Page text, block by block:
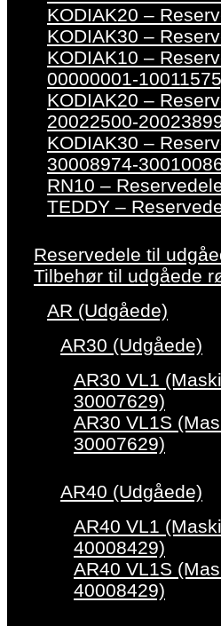
KODIAK20 –
KODIAK30 –
KODIAK10 –
00000001-
KODIAK20 –
20022500-
KODIAK30 –
30008974-
RN10 –
TEDDY –
Reservedele til
Tilbehør til udgåede
AR (Udgåede)
AR30 (Udgåede)
AR30 VL1
30007629)
AR30 VL1S
30007629)
AR40 (Udgåede)
AR40 VL1
40008429)
AR40 VL1S
40008429)